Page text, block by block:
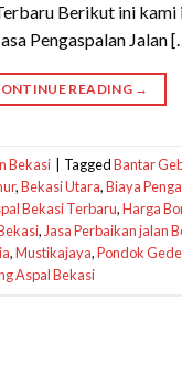
Berikut ini
Pengaspalan Jalan
READING →
Bekasi TaggedBantar
,Bekasi Utara,Biaya
Bekasi Terbaru,Harga
,Jasa Perbaikan jalan
,Mustikajaya,Pondok Gede
Aspal Bekasi